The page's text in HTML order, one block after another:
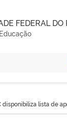
FEDERAL DO
disponibiliza lista de